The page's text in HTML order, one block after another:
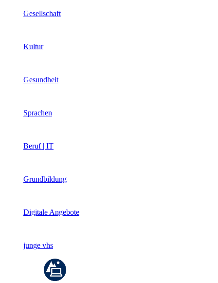
Gesellschaft
Kultur
Gesundheit
Sprachen
Beruf | IT
Grundbildung
Digitale Angebote
junge vhs